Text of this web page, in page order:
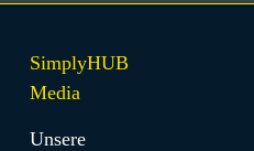
SimplyHUB
Media
Unsere